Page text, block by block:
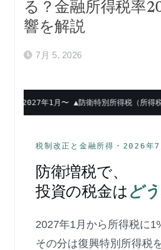
る？金融所得税率
響を解説
7月 5, 2026
2027年1月〜 ▲防衛特別所得税（所得
税制改正と金融所得・2026年7
防衛増税で、
投資の税金は ど
2027年1月から所得税に
その分は復興特別所得税